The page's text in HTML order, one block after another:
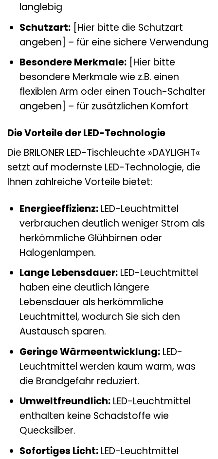
langlebig
Schutzart:[Hier bitte die Schutzart
angeben] – für eine sichere Verwendung
Besondere Merkmale:[Hier bitte
besondere Merkmale wie z.B. einen
flexiblen Arm oder einen Touch-Schalter
angeben] – für zusätzlichen Komfort
Die Vorteile der LED-Technologie
Die BRILONER LED-Tischleuchte »DAYLIGHT«
setzt auf modernste LED-Technologie, die
Ihnen zahlreiche Vorteile bietet:
Energieeffizienz:LED-Leuchtmittel
verbrauchen deutlich weniger Strom als
herkömmliche Glühbirnen oder
Halogenlampen.
Lange Lebensdauer:LED-Leuchtmittel
haben eine deutlich längere
Lebensdauer als herkömmliche
Leuchtmittel, wodurch Sie sich den
Austausch sparen.
Geringe Wärmeentwicklung:LED-
Leuchtmittel werden kaum warm, was
die Brandgefahr reduziert.
Umweltfreundlich:LED-Leuchtmittel
enthalten keine Schadstoffe wie
Quecksilber.
Sofortiges Licht:LED-Leuchtmittel